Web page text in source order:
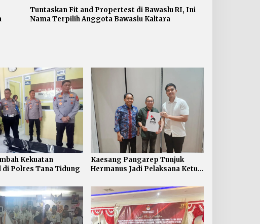
Tuntaskan Fit and Propertest di Bawaslu RI, Ini
Nama Terpilih Anggota Bawaslu Kaltara
Kekuatan
di Polres Tana Tidung
Kaesang Pangarep Tunjuk
Hermanus Jadi Pelaksana Ketua